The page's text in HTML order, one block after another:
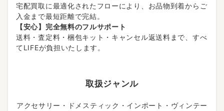
宅配買取に最適化されたフローにより、お品物到着からご
入金まで最短距離で完結。
【安心】完全無料のフルサポート
送料・査定料・梱包キット・キャンセル返送料まで、すべ
てLIFEが負担いたします。
取扱ジャンル
アクセサリー・ドメスティック・インポート・ヴィンテー